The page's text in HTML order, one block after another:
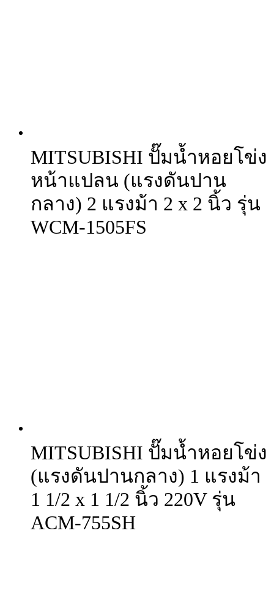
MITSUBISHI ปั๊มน้ำหอยโข่ง
หน้าแปลน (แรงดันปาน
กลาง) 2 แรงม้า 2 x 2 นิ้ว รุ่น
WCM-1505FS
MITSUBISHI ปั๊มน้ำหอยโข่ง
(แรงดันปานกลาง) 1 แรงม้า
1 1/2 x 1 1/2 นิ้ว 220V รุ่น
ACM-755SH